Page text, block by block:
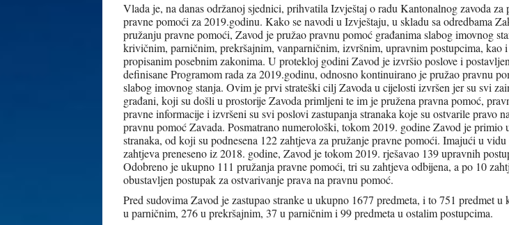
Vlada je, na danas održanoj sjednici, prihvatila Izvještaj o radu Kantonalnog zavoda za
pravne pomoći za 2019.godinu. Kako se navodi u Izvještaju, u skladu sa odredbama
pružanju pravne pomoći, Zavod je pružao pravnu pomoć građanima slabog imovnog
krivičnim, parničnim, prekršajnim, vanparničnim, izvršnim, upravnim postupcima, kao
propisanim posebnim zakonima. U protekloj godini Zavod je izvršio poslove i
definisane Programom rada za 2019.godinu, odnosno kontinuirano je pružao pravnu
slabog imovnog stanja. Ovim je prvi strateški cilj Zavoda u cijelosti izvršen jer su svi
građani, koji su došli u prostorije Zavoda primljeni te im je pružena pravna pomoć,
pravne informacije i izvršeni su svi poslovi zastupanja stranaka koje su ostvarile pravo
pravnu pomoć Zavada. Posmatrano numerološki, tokom 2019. godine Zavod je primio
stranaka, od koji su podnesena 122 zahtjeva za pružanje pravne pomoći. Imajući u vidu
zahtjeva preneseno iz 2018. godine, Zavod je tokom 2019. rješavao 139 upravnih
Odobreno je ukupno 111 pružanja pravne pomoći, tri su zahtjeva odbijena, a po 10
obustavljen postupak za ostvarivanje prava na pravnu pomoć.
Pred sudovima Zavod je zastupao stranke u ukupno 1677 predmeta, i to 751 predmet
u parničnim, 276 u prekršajnim, 37 u parničnim i 99 predmeta u ostalim postupcima.